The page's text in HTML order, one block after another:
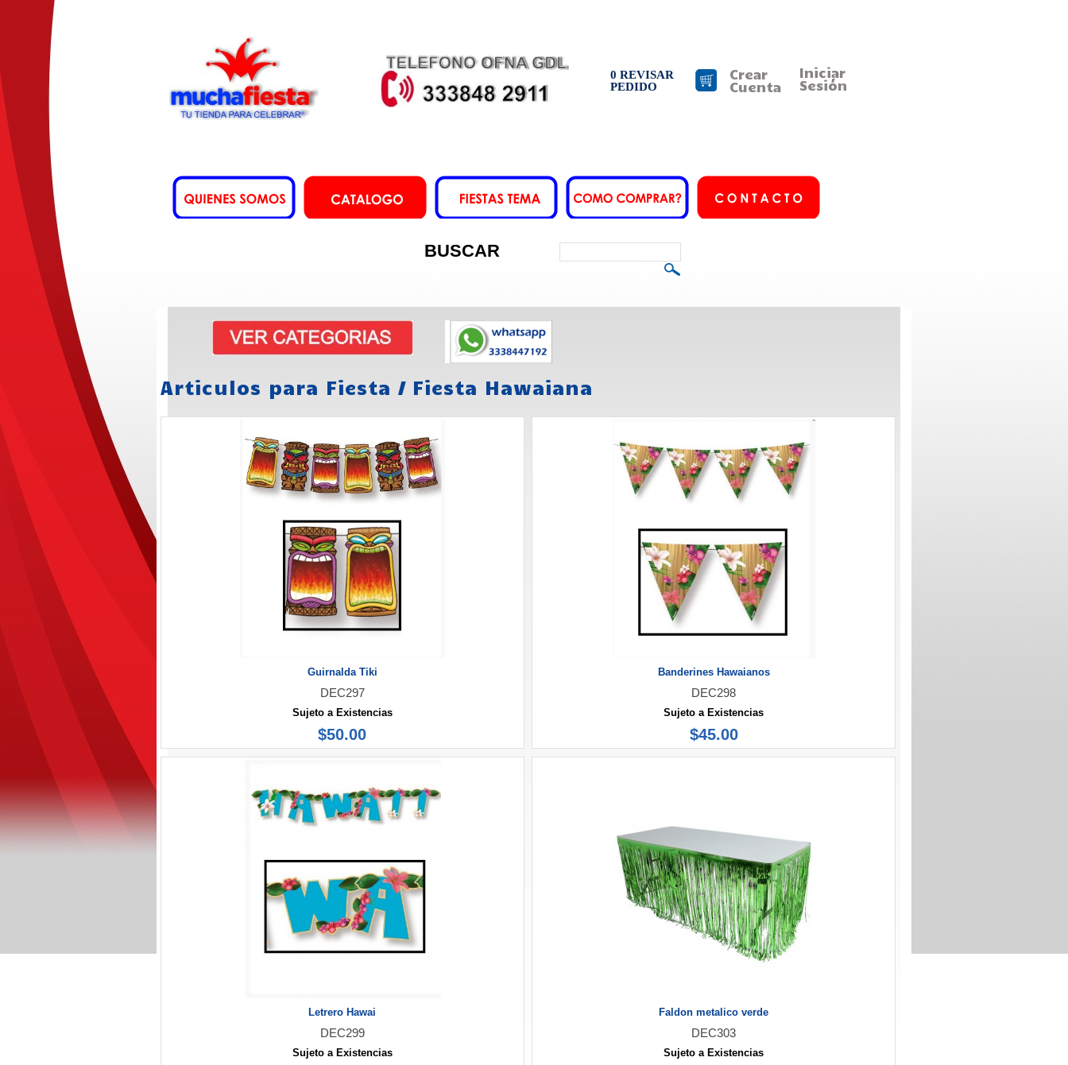
0 REVISAR
PEDIDO
Iniciar
Sesión
Crear
Cuenta
BUSCAR
Articulos para Fiesta / Fiesta Hawaiana
Guirnalda Tiki
DEC297
Sujeto a Existencias
$50.00
Banderines Hawaianos
DEC298
Sujeto a Existencias
$45.00
Letrero Hawai
DEC299
Sujeto a Existencias
Faldon metalico verde
DEC303
Sujeto a Existencias